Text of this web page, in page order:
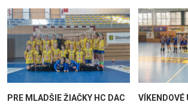
PRE MLADŠIE ŽIAČKY HC DAC
VÍKENDOVÉ